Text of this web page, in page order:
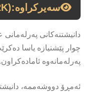
سەیرکراوە:(1.2K)
دانیشتنەکانی
چوار پێشنیازە یاسا
پەرلەمانەوە ئامادەکراون.
ئەمڕۆ دووشەممە،